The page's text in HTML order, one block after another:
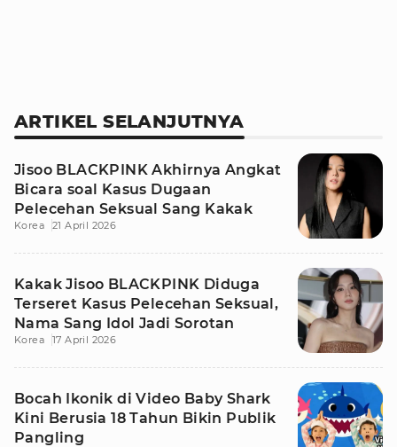
ARTIKEL SELANJUTNYA
Jisoo BLACKPINK Akhirnya Angkat
Bicara soal Kasus Dugaan
Pelecehan Seksual Sang Kakak
Korea 21 April 2026
Kakak Jisoo BLACKPINK Diduga
Terseret Kasus Pelecehan Seksual,
Nama Sang Idol Jadi Sorotan
Korea 17 April 2026
Bocah Ikonik di Video Baby Shark
Kini Berusia 18 Tahun Bikin Publik
Pangling